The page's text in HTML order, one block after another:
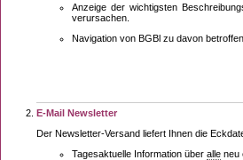
Anzeige der wichtigsten
verursachen.
Navigation von BGBl zu davon
E-Mail Newsletter
Der Newsletter-Versand liefert Ihnen die
Tagesaktuelle Information über alle neu